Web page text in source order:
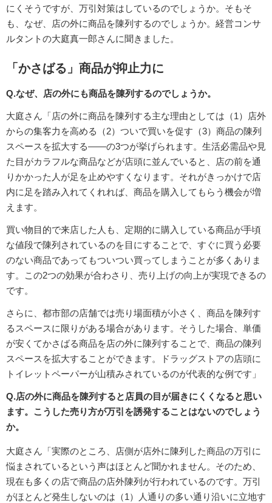
にくそうですが、万引対策はしているのでしょうか。そもそ
も、なぜ、店の外に商品を陳列するのでしょうか。経営コンサ
ルタントの大庭真一郎さんに聞きました。
「かさばる」商品が抑止力に
Q.なぜ、店の外にも商品を陳列するのでしょうか。
大庭さん「店の外に商品を陳列する主な理由としては（1）店外
からの集客力を高める（2）ついで買いを促す（3）商品の陳列
スペースを拡大する――の3つが挙げられます。生活必需品や見
た目がカラフルな商品などが店頭に並んでいると、店の前を通
りかかった人が足を止めやすくなります。それがきっかけで店
内に足を踏み入れてくれれば、商品を購入してもらう機会が増
えます。
買い物目的で来店した人も、定期的に購入している商品が手頃
な値段で陳列されているのを目にすることで、すぐに買う必要
のない商品であってもついつい買ってしまうことが多くありま
す。この2つの効果が合わさり、売り上げの向上が実現できるの
です。
さらに、都市部の店舗では売り場面積が小さく、商品を陳列す
るスペースに限りがある場合があります。そうした場合、単価
が安くてかさばる商品を店の外に陳列することで、商品の陳列
スペースを拡大することができます。ドラッグストアの店頭に
トイレットペーパーが山積みされているのが代表的な例です」
Q.店の外に商品を陳列すると店員の目が届きにくくなると思い
ます。こうした売り方が万引を誘発することはないのでしょう
か。
大庭さん「実際のところ、店側が店外に陳列した商品の万引に
悩まされているという声はほとんど聞かれません。そのため、
現在も多くの店で商品の店外陳列が行われているのです。万引
がほとんど発生しないのは（1）人通りの多い通り沿いに立地す